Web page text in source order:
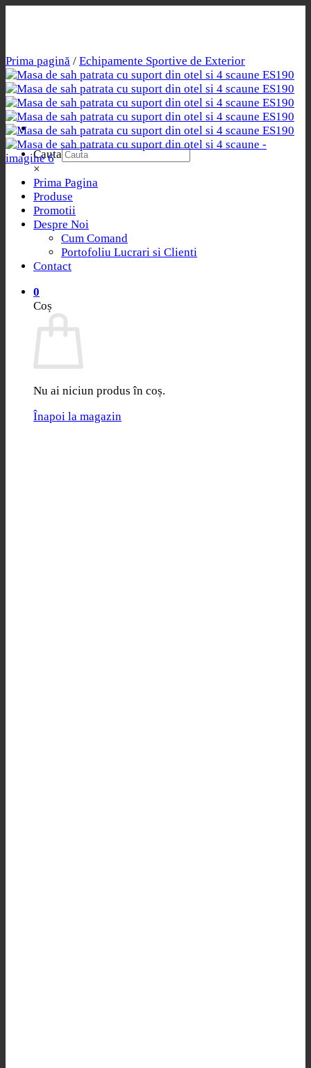
Cauta
×
Prima Pagina
Produse
Promotii
Despre Noi
Cum Comand
Portofoliu Lucrari si Clienti
Contact
0
Coș
Nu ai niciun produs în coș.
Înapoi la magazin
Prima pagină / Echipamente Sportive de Exterior